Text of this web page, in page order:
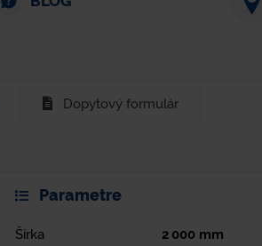
Dopytový formulár
Parametre
Šírka 2 000 mm